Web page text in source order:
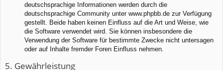
deutschsprachige Informationen werden durch die
deutschsprachige Community unter www.phpbb.de zur Verfügung
gestellt. Beide haben keinen Einfluss auf die Art und Weise, wie
die Software verwendet wird. Sie können insbesondere die
Verwendung der Software für bestimmte Zwecke nicht untersagen
oder auf Inhalte fremder Foren Einfluss nehmen.
5. Gewährleistung